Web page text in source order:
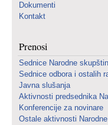
Dokumenti
Kontakt
Prenosi
Sednice Narodne
Sednice odbora i ostalih
Javna slušanja
Aktivnosti predsednika
Konferencije za novinare
Ostale aktivnosti